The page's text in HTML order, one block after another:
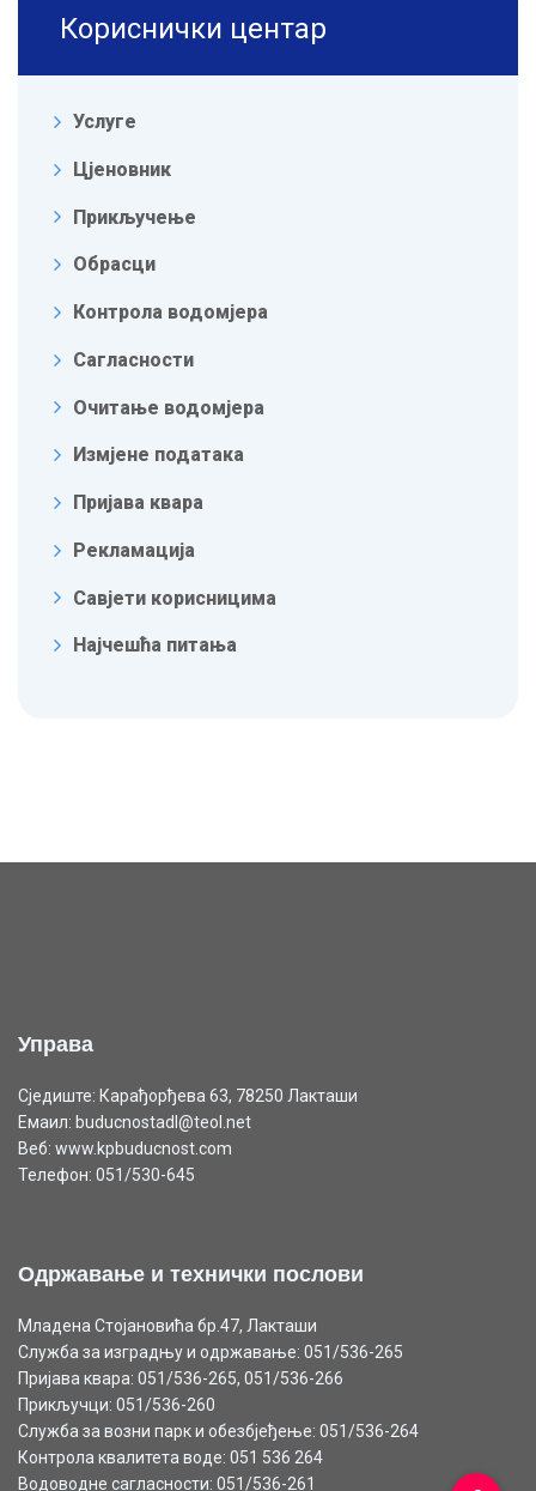
Кориснички центар
Услуге
Цјеновник
Прикључење
Обрасци
Контрола водомјера
Сагласности
Очитање водомјера
Измјене података
Пријава квара
Рекламација
Савјети корисницима
Најчешћа питања
Управа
Сједиште: Карађорђева 63, 78250 Лакташи
Емаил: buducnostadl@teol.net
Веб: www.kpbuducnost.com
Телефон: 051/530-645
Одржавање и технички послови
Младена Стојановића бр.47, Лакташи
Служба за изградњу и одржавање: 051/536-265
Пријава квара: 051/536-265, 051/536-266
Прикључци: 051/536-260
Служба за возни парк и обезбјеђење: 051/536-264
Контрола квалитета воде: 051 536 264
Водоводне сагласности: 051/536-261